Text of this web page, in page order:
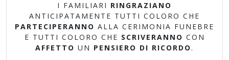
I FAMILIARI RINGRAZIANO
ANTICIPATAMENTE TUTTI COLORO CHE
PARTECIPERANNO ALLA CERIMONIA FUNEBRE
E TUTTI COLORO CHE SCRIVERANNO CON
AFFETTO UN PENSIERO DI RICORDO .